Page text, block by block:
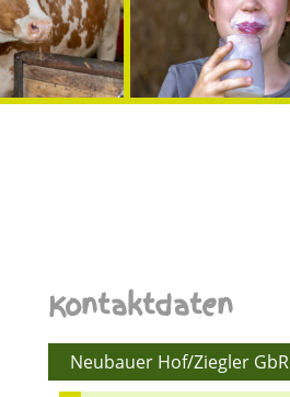
Kontaktdaten
Neubauer Hof/Ziegler GbR